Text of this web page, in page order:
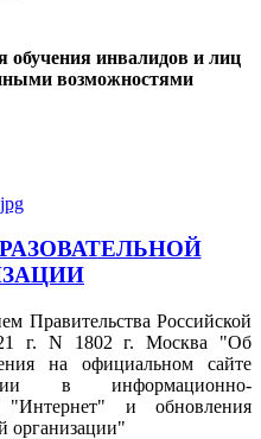
обучения инвалидов и лиц
возможностями
Правительства Российской
г. N 1802 г. Москва "Об
на официальном сайте
в информационно-
"Интернет" и обновления
организации"